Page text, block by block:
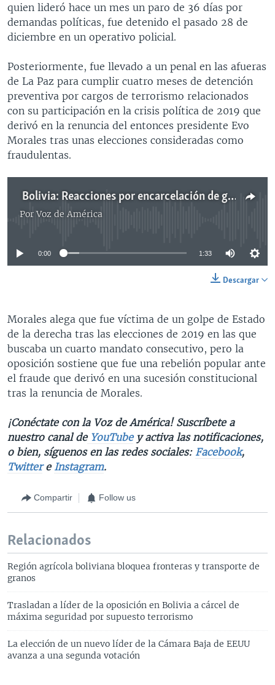
quien lideró hace un mes un paro de 36 días por
demandas políticas, fue detenido el pasado 28 de
diciembre en un operativo policial.
Posteriormente, fue llevado a un penal en las afueras
de La Paz para cumplir cuatro meses de detención
preventiva por cargos de terrorismo relacionados
con su participación en la crisis política de 2019 que
derivó en la renuncia del entonces presidente Evo
Morales tras unas elecciones consideradas como
fraudulentas.
Bolivia: Reacciones por encarcelación de gobernador
PorVoz de América
No media source currently available
0:00 1:33
Descargar
Morales alega que fue víctima de un golpe de Estado
de la derecha tras las elecciones de 2019 en las que
buscaba un cuarto mandato consecutivo, pero la
oposición sostiene que fue una rebelión popular ante
el fraude que derivó en una sucesión constitucional
tras la renuncia de Morales.
¡Conéctate con la Voz de América! Suscríbete a
nuestro canal deYouTubey activa las notificaciones,
o bien, síguenos en las redes sociales: Facebook,
Twittere Instagram.
Compartir Follow us
Relacionados
Región agrícola boliviana bloquea fronteras y transporte de
granos
Trasladan a líder de la oposición en Bolivia a cárcel de
máxima seguridad por supuesto terrorismo
La elección de un nuevo líder de la Cámara Baja de EEUU
avanza a una segunda votación